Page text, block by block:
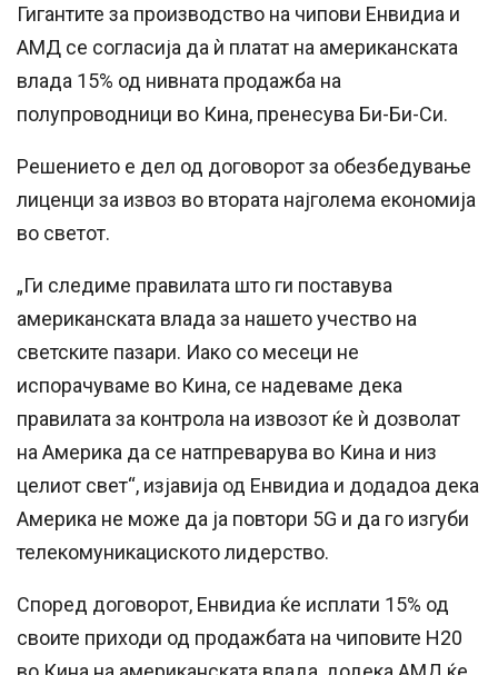
Гигантите за производство на чипови Енвидиа и
АМД се согласија да ѝ платат на американската
влада 15% од нивната продажба на
полупроводници во Кина, пренесува Би-Би-Си.
Решението е дел од договорот за обезбедување
лиценци за извоз во втората најголема економија
во светот.
„Ги следиме правилата што ги поставува
американската влада за нашето учество на
светските пазари. Иако со месеци не
испорачуваме во Кина, се надеваме дека
правилата за контрола на извозот ќе ѝ дозволат
на Америка да се натпреварува во Кина и низ
целиот свет“, изјавија од Енвидиа и додадоа дека
Америка не може да ја повтори 5G и да го изгуби
телекомуникациското лидерство.
Според договорот, Енвидиа ќе исплати 15% од
своите приходи од продажбата на чиповите H20